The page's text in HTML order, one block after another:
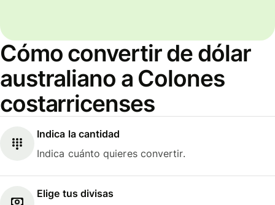
Cómo convertir de dólar
australiano a Colones
costarricenses
Indica la cantidad
Indica cuánto quieres convertir.
Elige tus divisas